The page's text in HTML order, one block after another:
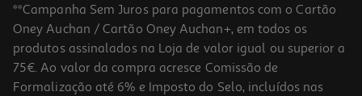
-10%
**Campanha Sem Juros para pagamentos com o Cartão
Oney Auchan / Cartão Oney Auchan+, em todos os
produtos assinalados na Loja de valor igual ou superior a
75€. Ao valor da compra acresce Comissão de
Formalização até 6% e Imposto do Selo, incluídos nas